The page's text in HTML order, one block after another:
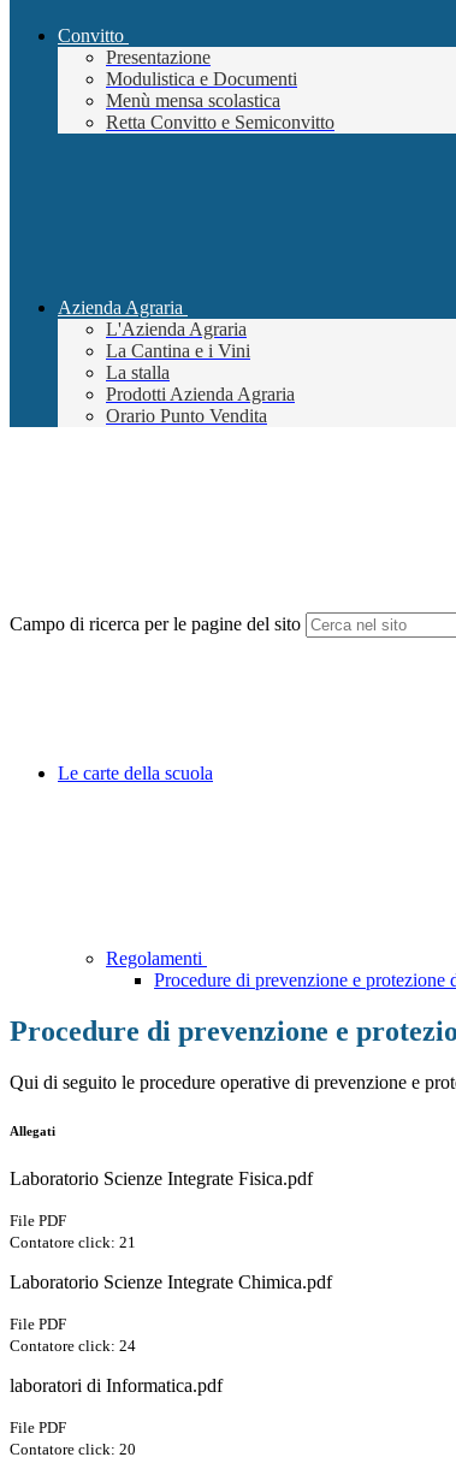
Convitto
Presentazione
Modulistica e Documenti
Menù mensa scolastica
Retta Convitto e Semiconvitto
Azienda Agraria
L'Azienda Agraria
La Cantina e i Vini
La stalla
Prodotti Azienda Agraria
Orario Punto Vendita
Campo di ricerca per le pagine del sito
Le carte della scuola
Regolamenti
Procedure di prevenzione e protezione
Procedure di prevenzione e
Qui di seguito le procedure operative di prevenzione e
Allegati
Laboratorio Scienze Integrate Fisica.pdf
File PDF
Contatore click: 21
Laboratorio Scienze Integrate Chimica.pdf
File PDF
Contatore click: 24
laboratori di Informatica.pdf
File PDF
Contatore click: 20